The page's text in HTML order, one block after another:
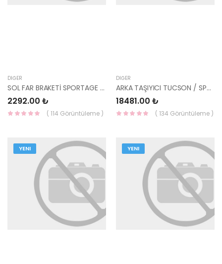
DIĞER
SOL FAR BRAKETİ SPORTAGE 92131-F1000 HMC
2292.00 ₺
( 114 Görüntüleme )
DIĞER
ARKA TAŞIYICI TUCSON / SPORTAGE 2015- 52710-D7100-HMC
18481.00 ₺
( 134 Görüntüleme )
YENI YENI